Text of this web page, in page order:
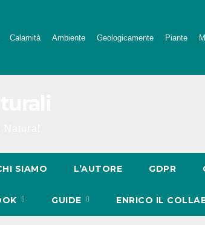
Calamità Ambiente Geologicamente Piante
SIAMO L’AUTORE GDPR
GUIDE ENRICO IL